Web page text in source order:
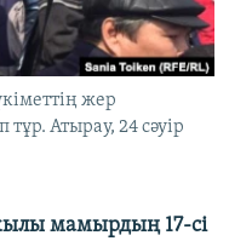
жер
Атырау, 24 сәуір
мамырдың 17-сі